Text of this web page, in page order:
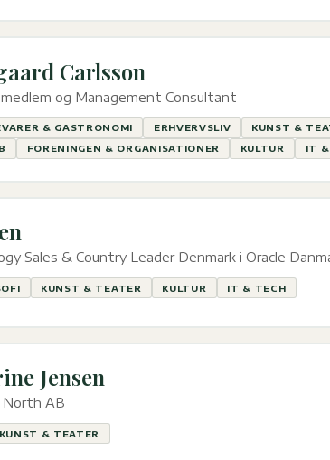
Carlsson
og Management Consultant
& GASTRONOMI ERHVERVSLIV
KUNST &
FORENINGEN & ORGANISATIONER KULTUR IT &
Sales & Country Leader Denmark i Oracle
KUNST & TEATER KULTUR IT & TECH
Jensen
North AB
KUNST & TEATER